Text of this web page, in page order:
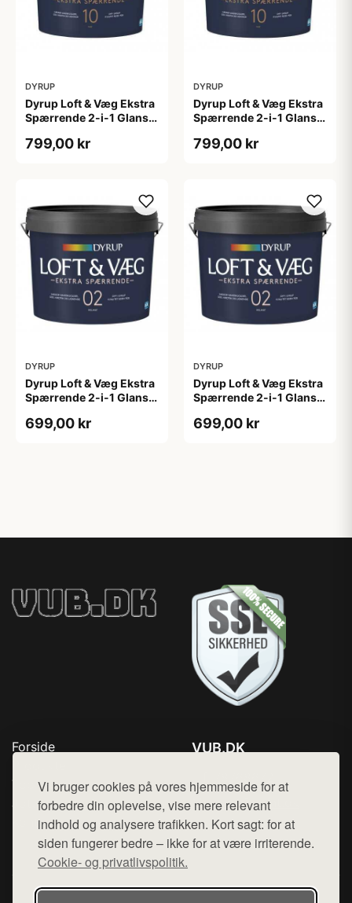
Vi bruger cookies på vores hjemmeside for at
forbedre din oplevelse, vise mere relevant
indhold og analysere trafikken. Kort sagt: for at
siden fungerer bedre – ikke for at være irriterende.
Cookie- og privatlivspolitik.
DYRUP
Dyrup Loft & Væg Ekstra
Spærrende 2-i-1 Glans
799,00 kr
DYRUP
Dyrup Loft & Væg Ekstra
Spærrende 2-i-1 Glans
799,00 kr
DYRUP
Dyrup Loft & Væg Ekstra
Spærrende 2-i-1 Glans 2
699,00 kr
DYRUP
Dyrup Loft & Væg Ekstra
Spærrende 2-i-1 Glans 2
699,00 kr
Forside
Top Rabatter
Jotun maling
Kontakt
VUB.DK
Mail: hej@want.dk
Cookie- og privatlivspolitik